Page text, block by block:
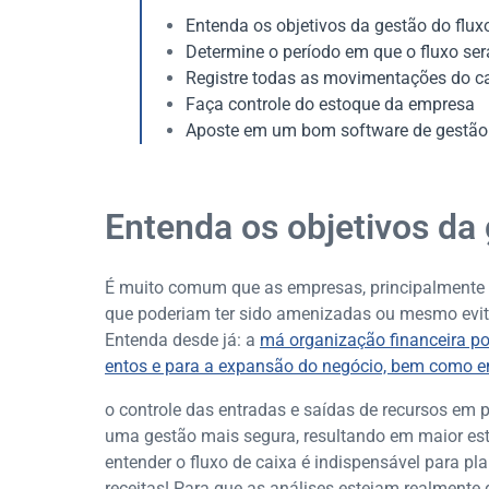
Entenda os objetivos da gestão do
Determine o período em que o fluxo
Registre todas as movimentações do
Faça controle do estoque da empresa
Aposte em um bom software de gestão
Entenda os objetivos
É muito comum que as empresas,
que poderiam ter sido amenizadas ou mesmo
Entenda desde já: a má organização financeira
entos e para a expansão do negócio, bem como
o controle das entradas e saídas de recursos em
uma gestão mais segura, resultando em maior
entender o fluxo de caixa é indispensável para